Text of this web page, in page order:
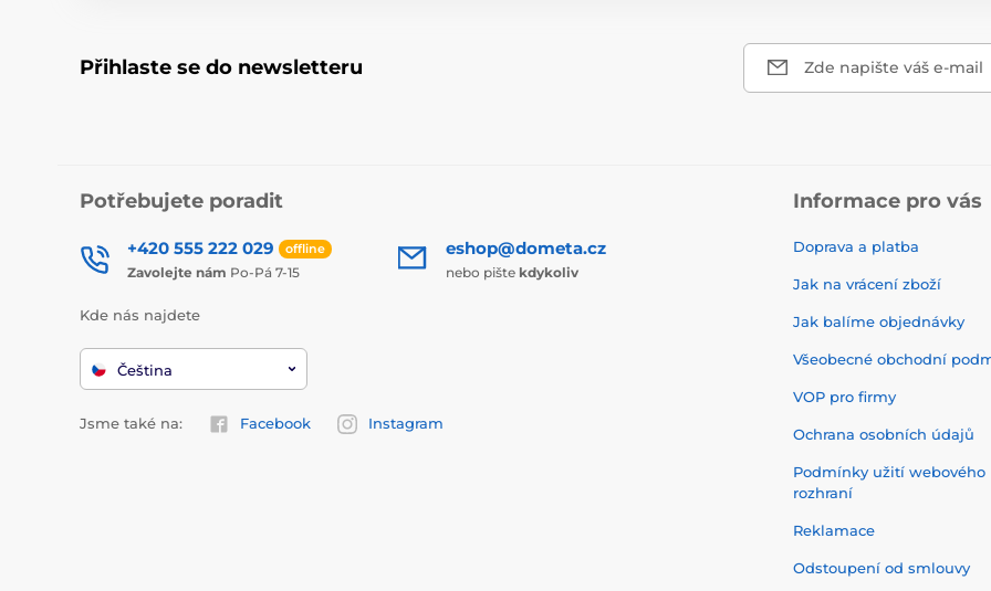
Přihlaste se do newsletteru Zde napište váš e-mail
Potřebujete poradit
+420 555 222 029 offline
Zavolejte nám Po-Pá 7-15
eshop@dometa.cz
nebo pište kdykoliv
Kde nás najdete
Čeština
Jsme také na: Facebook Instagram
Informace pro vás
Doprava a platba
Jak na vrácení zboží
Jak balíme objednávky
Všeobecné obchodní
VOP pro firmy
Ochrana osobních údajů
Podmínky užití webového
rozhraní
Reklamace
Odstoupení od smlouvy